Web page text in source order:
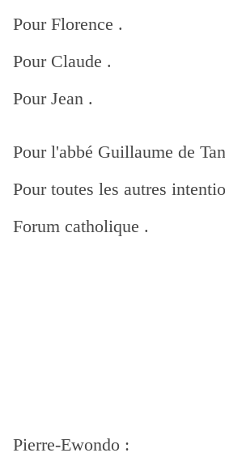
Pour Florence .
Pour Claude .
Pour Jean .
Pour l'abbé Guillaume de
Pour toutes les autres
Forum catholique .
Pierre-Ewondo :